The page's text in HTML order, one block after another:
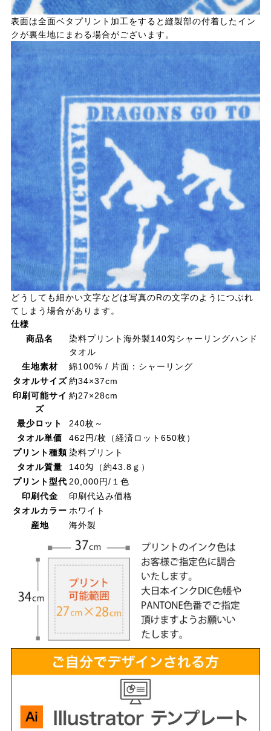
表面は全面ベタプリント加工をすると縫製部の付着したイン
クが裏生地にまわる場合がございます。
どうしても細かい文字などは写真のRの文字のようにつぶれ
てしまう場合があります。
仕様
商品名
染料プリント海外製140匁シャーリングハンド
タオル
生地素材
綿100% / 片面：シャーリング
タオルサイズ約34×37cm
印刷可能サイ
ズ
約27×28cm
最少ロット
240枚～
タオル単価
462円/枚（経済ロット650枚）
プリント種類 染料プリント
タオル質量
140匁（約43.8ｇ）
プリント型代 20,000円/１色
印刷代金
印刷代込み価格
タオルカラー ホワイト
産地
海外製